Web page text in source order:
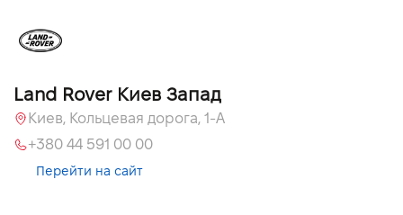
Land Rover Киев Запад
Киев, Кольцевая дорога, 1-А
+380 44 591 00 00
Перейти на сайт